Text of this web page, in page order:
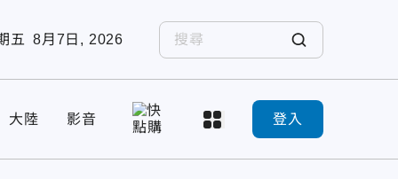
五 8月7日, 2026
大陸 影音 登入